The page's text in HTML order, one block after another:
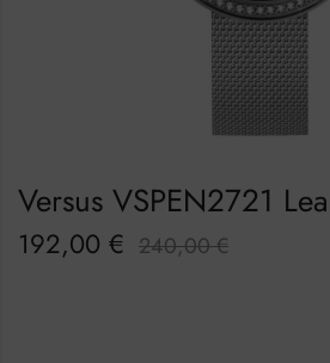
Versus VSPEN2721
192,00 € 240,00€